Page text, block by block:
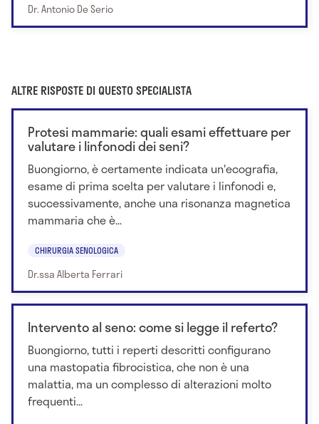
Dr. Antonio De Serio
ALTRE RISPOSTE DI QUESTO SPECIALISTA
Protesi mammarie: quali esami effettuare per
valutare i linfonodi dei seni?
Buongiorno, è certamente indicata un'ecografia,
esame di prima scelta per valutare i linfonodi e,
successivamente, anche una risonanza magnetica
mammaria che è...
CHIRURGIA SENOLOGICA
Dr.ssa Alberta Ferrari
Intervento al seno: come si legge il referto?
Buongiorno, tutti i reperti descritti configurano
una mastopatia fibrocistica, che non è una
malattia, ma un complesso di alterazioni molto
frequenti...